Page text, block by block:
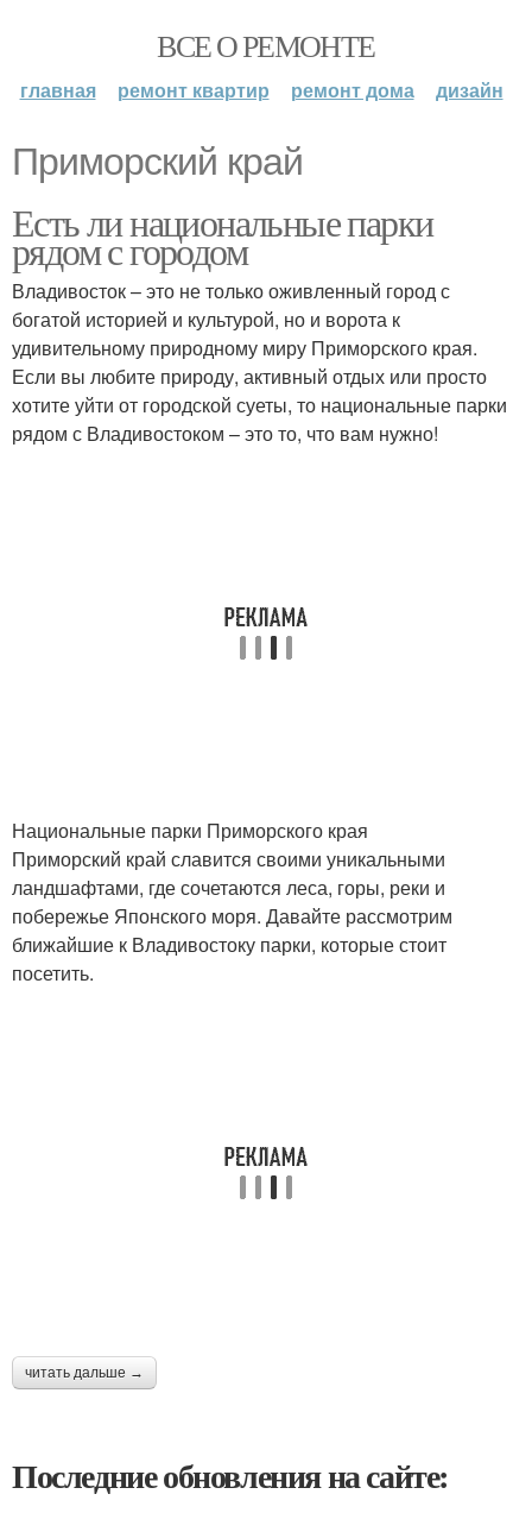
ВСЕ О РЕМОНТЕ
главная ремонт квартир ремонт дома дизайн
Приморский край
Есть ли национальные парки
рядом с городом
Владивосток – это не только оживленный город с
богатой историей и культурой, но и ворота к
удивительному природному миру Приморского края.
Если вы любите природу, активный отдых или просто
хотите уйти от городской суеты, то национальные парки
рядом с Владивостоком – это то, что вам нужно!
Национальные парки Приморского края
Приморский край славится своими уникальными
ландшафтами, где сочетаются леса, горы, реки и
побережье Японского моря. Давайте рассмотрим
ближайшие к Владивостоку парки, которые стоит
посетить.
читать дальше →
Последние обновления на сайте: